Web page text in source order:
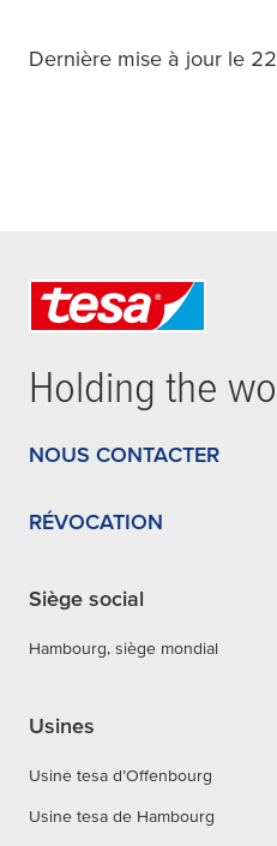
Dernière mise à jour le
Holding the
NOUS CONTACTER
RÉVOCATION
Siège social
Hambourg, siège mondial
Usines
Usine tesa d’Offenbourg
Usine tesa de Hambourg